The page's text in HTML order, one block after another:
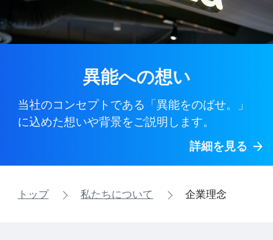
異能への想い
当社のコンセプトである「異能をのばせ。」
に込めた想いや背景をご説明します。
詳細を見る
トップ 私たちについて 企業理念